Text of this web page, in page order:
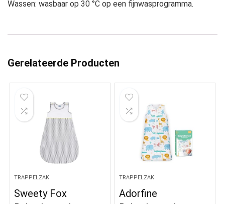
Wassen: wasbaar op 30 °C op een fijnwasprogramma.
Gerelateerde Producten
TRAPPELZAK
Sweety Fox
TRAPPELZAK
Adorfine